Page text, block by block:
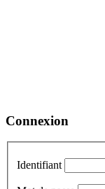
Connexion
Identifiant